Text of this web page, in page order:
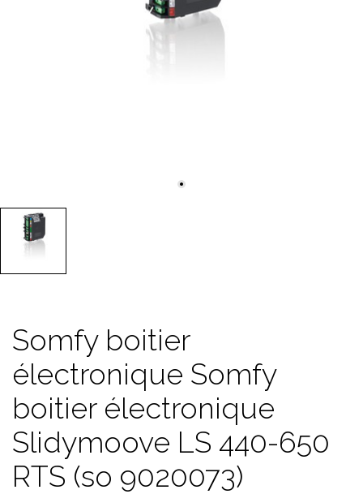
Somfy boitier
électronique Somfy
boitier électronique
Slidymoove LS 440-650
RTS (so 9020073)